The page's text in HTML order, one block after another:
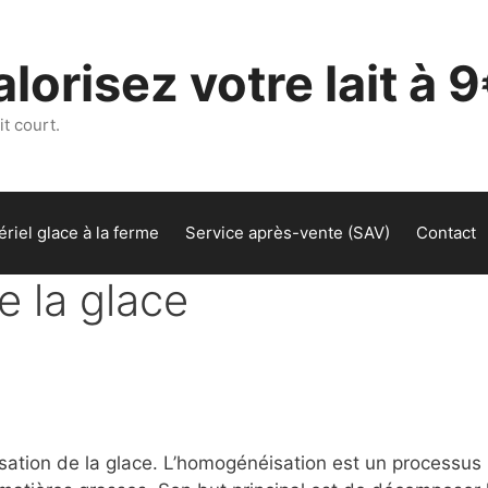
votre lait à
court.
glace à la ferme Service après-vente (SAV) Contact
la glace
de la glace. L’homogénéisation est un processus